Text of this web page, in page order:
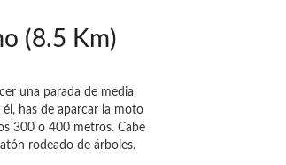
(8.5 Km)
una parada de media
él, has de aparcar la moto
300 o 400 metros. Cabe
rodeado de árboles.